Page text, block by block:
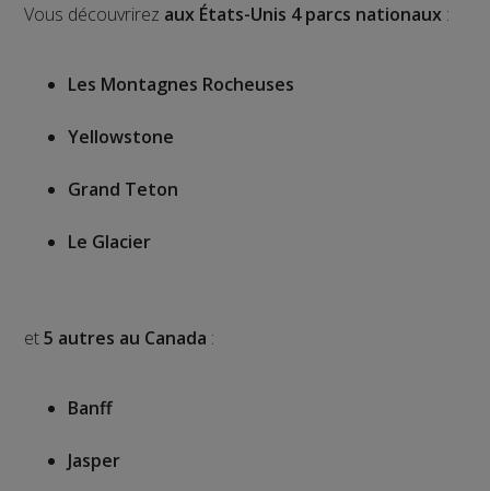
Vous découvrirez aux États-Unis 4 parcs nationaux :
Les Montagnes Rocheuses
Yellowstone
Grand Teton
Le Glacier
et5 autres au Canada :
Banff
Jasper